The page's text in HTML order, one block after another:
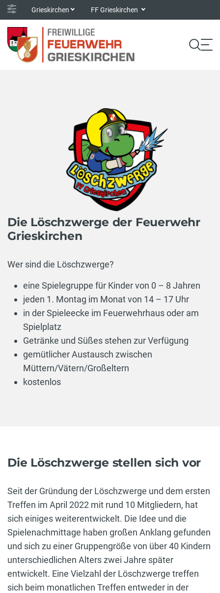
Grieskirchen FF Grieskirchen
Die Löschzwerge der Feuerwehr
Grieskirchen
Wer sind die Löschzwerge?
eine Spielegruppe für Kinder von 0 – 8 Jahren
jeden 1. Montag im Monat von 14 – 17 Uhr
in der Spieleecke im Feuerwehrhaus oder am
Spielplatz
Getränke und Süßes stehen zur Verfügung
gemütlicher Austausch zwischen
Müttern/Vätern/Großeltern
kostenlos
Die Löschzwerge stellen sich vor
Seit der Gründung der Löschzwerge und dem ersten
Treffen im April 2022 mit rund 10 Mitgliedern, hat
sich einiges weiterentwickelt. Die Idee und die
Spielenachmittage haben großen Anklang gefunden
und sich zu einer Gruppengröße von über 40 Kindern
unterschiedlichen Alters zwei Jahre später
entwickelt. Eine Vielzahl der Löschzwerge treffen
sich beim monatlichen Treffen entweder in der